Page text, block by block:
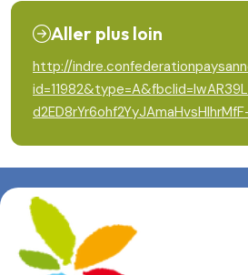
Aller plus loin
http://